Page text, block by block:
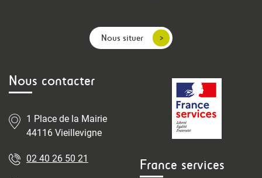
Nous situer
Nous contacter
1 Place de la Mairie
44116 Vieillevigne
02 40 26 50 21 France services